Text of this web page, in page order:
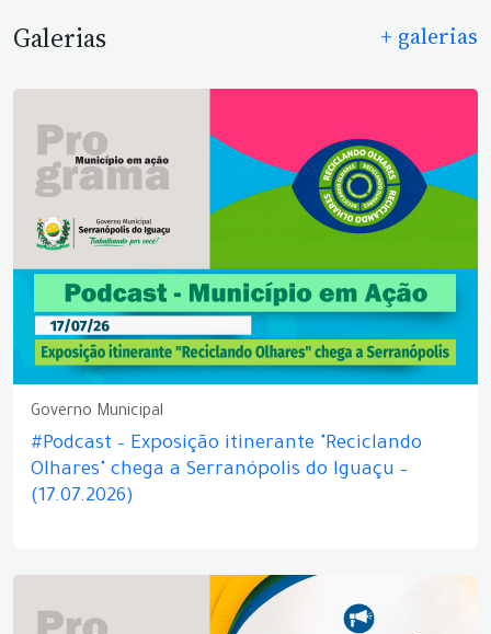
Galerias + galerias
Governo Municipal
#Podcast – Exposição itinerante "Reciclando
Olhares" chega a Serranópolis do Iguaçu –
(17.07.2026)